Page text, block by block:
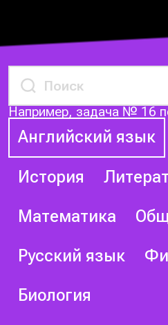
Например, задача № 16
Английский язык
История
Математика
Русский язык
Биология